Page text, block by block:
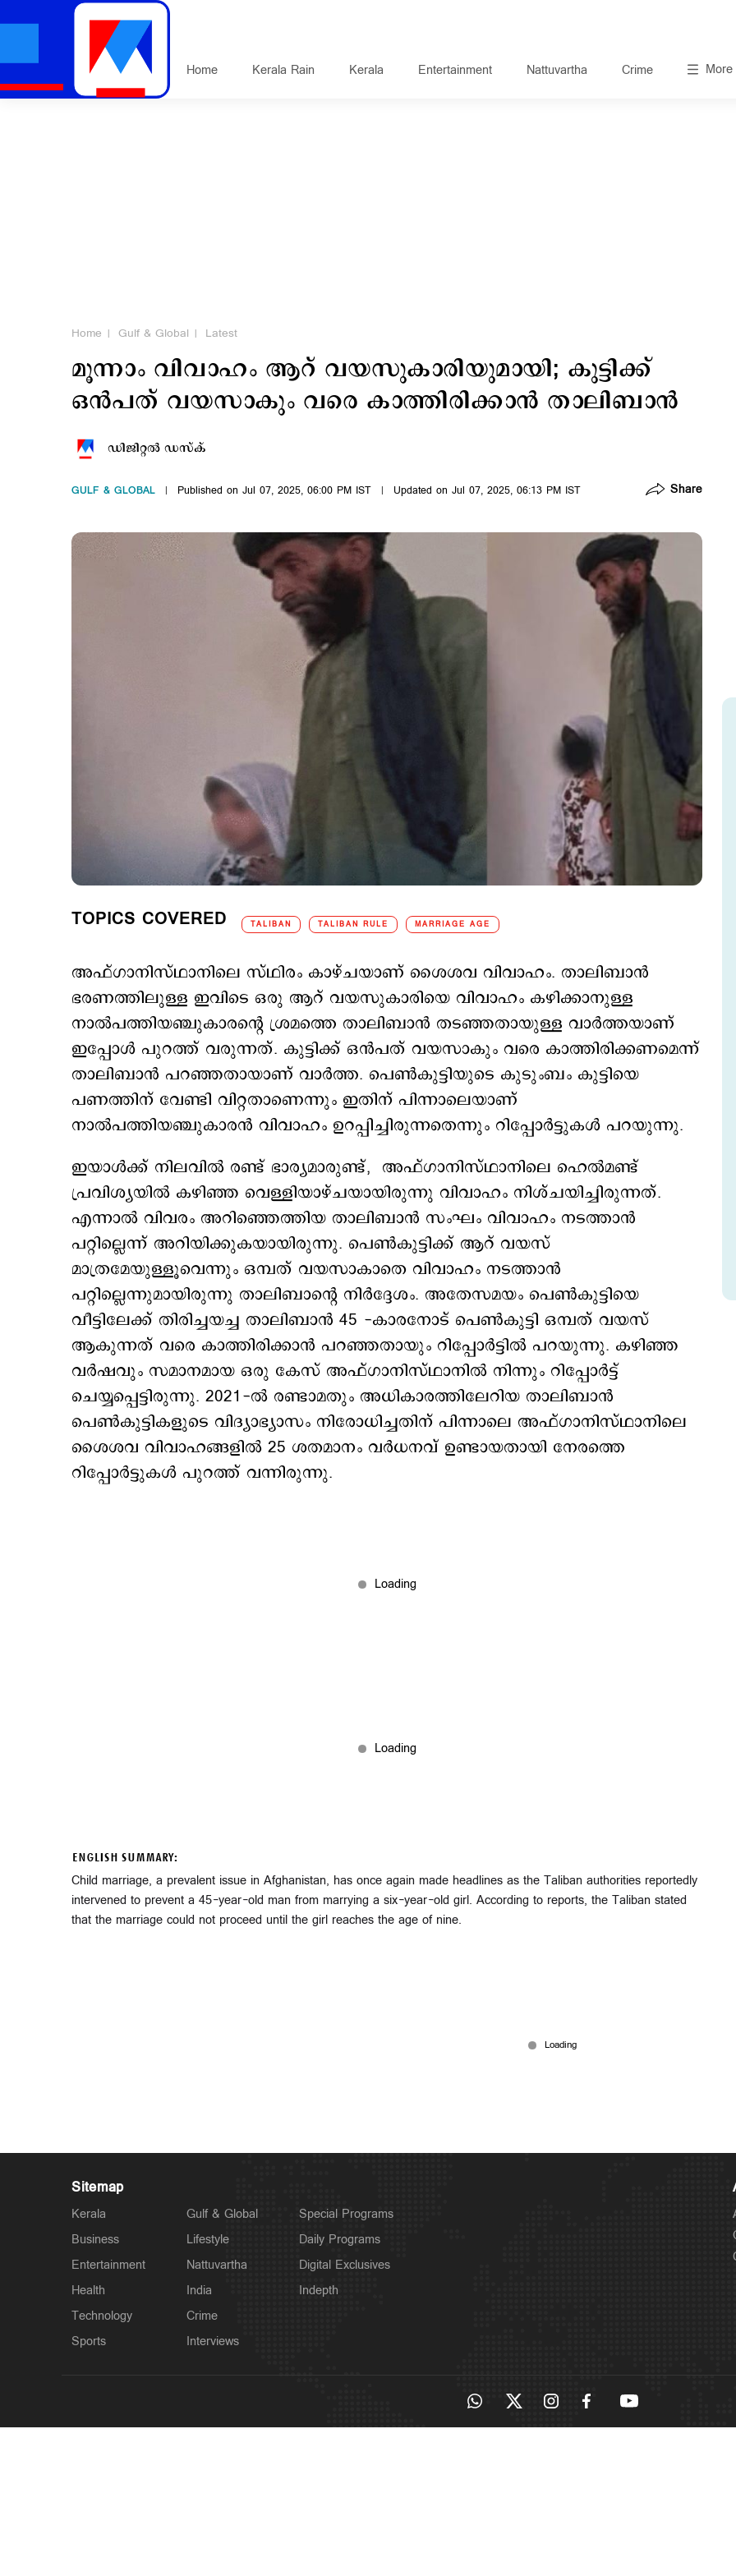
Home Kerala Rain Kerala Entertainment Nattuvartha Crime More
Home Gulf & Global Latest
മൂന്നാം വിവാഹം ആറ് വയസുകാരിയുമായി; കുട്ടിക്ക്
ഒന്‍പത് വയസാകും വരെ കാത്തിരിക്കാന്‍ താലിബാന്‍
ഡിജിറ്റല്‍ ഡസ്ക്
GULF & GLOBAL Published on Jul 07, 2025, 06:00 PM IST Updated on Jul 07, 2025, 06:13 PM IST Share
TOPICS COVERED TALIBAN TALIBAN RULE MARRIAGE AGE
അഫ്ഗാനിസ്ഥാനിലെ സ്ഥിരം കാഴ്ചയാണ് ശൈശവ വിവാഹം. താലിബാന്‍
ഭരണത്തിലുള്ള ഇവിടെ ഒരു ആറ് വയസുകാരിയെ വിവാഹം കഴിക്കാനുള്ള
നാല്‍പത്തിയഞ്ചുകാരന്‍റെ ശ്രമത്തെ താലിബാന്‍ തടഞ്ഞതായുള്ള വാര്‍ത്തയാണ്
ഇപ്പോള്‍ പുറത്ത് വരുന്നത്. കുട്ടിക്ക് ഒന്‍പത് വയസാകും വരെ കാത്തിരിക്കണമെന്ന്
താലിബാന്‍ പറഞ്ഞതായാണ് വാര്‍ത്ത. പെണ്‍കുട്ടിയുടെ കുടുംബം കുട്ടിയെ
പണത്തിന് വേണ്ടി വിറ്റതാണെന്നും ഇതിന് പിന്നാലെയാണ്
നാല്‍പത്തിയഞ്ചുകാരന്‍ വിവാഹം ഉറപ്പിച്ചിരുന്നതെന്നും റിപ്പോര്‍ട്ടുകൾ പറയുന്നു.
ഇയാള്‍ക്ക് നിലവില്‍ രണ്ട് ഭാര്യമാരുണ്ട്, അഫ്ഗാനിസ്ഥാനിലെ ഹെൽമണ്ട്
പ്രവിശ്യയിൽ കഴിഞ്ഞ വെള്ളിയാഴ്ചയായിരുന്നു വിവാഹം നിശ്ചയിച്ചിരുന്നത്.
എന്നാല്‍ വിവരം അറിഞ്ഞെത്തിയ താലിബാന്‍ സംഘം വിവാഹം നടത്താന്‍
പറ്റില്ലെന്ന് അറിയിക്കുകയായിരുന്നു. പെണ്‍കുട്ടിക്ക് ആറ് വയസ്
മാത്രമേയുള്ളൂവെന്നും ഒമ്പത് വയസാകാതെ വിവാഹം നടത്താന്‍
പറ്റില്ലെന്നുമായിരുന്നു താലിബാന്‍റെ നിര്‍ദ്ദേശം. അതേസമയം പെണ്‍കുട്ടിയെ
വീട്ടിലേക്ക് തിരിച്ചയച്ച താലിബാന്‍ 45 -കാരനോട് പെണ്‍കുട്ടി ഒമ്പത് വയസ്
ആകുന്നത് വരെ കാത്തിരിക്കാന്‍ പറഞ്ഞതായും റിപ്പോര്‍ട്ടിൽ പറയുന്നു. കഴിഞ്ഞ
വര്‍ഷവും സമാനമായ ഒരു കേസ് അഫ്ഗാനിസ്ഥാനില്‍ നിന്നും റിപ്പോര്‍ട്ട്
ചെയ്യപ്പെട്ടിരുന്നു. 2021-ൽ രണ്ടാമതും അധികാരത്തിലേറിയ താലിബാന്‍
പെൺകുട്ടികളുടെ വിദ്യാഭ്യാസം നിരോധിച്ചതിന് പിന്നാലെ അഫ്ഗാനിസ്ഥാനിലെ
ശൈശവ വിവാഹങ്ങളിൽ 25 ശതമാനം വർധനവ് ഉണ്ടായതായി നേരത്തെ
റിപ്പോർട്ടുകൾ പുറത്ത് വന്നിരുന്നു.
ENGLISH SUMMARY:
Child marriage, a prevalent issue in Afghanistan, has once again made headlines as the Taliban authorities reportedly
intervened to prevent a 45-year-old man from marrying a six-year-old girl. According to reports, the Taliban stated
that the marriage could not proceed until the girl reaches the age of nine.
Sitemap
Kerala
Business
Entertainment
Health
Technology
Sports
Gulf & Global
Lifestyle
Nattuvartha
India
Crime
Interviews
Special Programs
Daily Programs
Digital Exclusives
Indepth